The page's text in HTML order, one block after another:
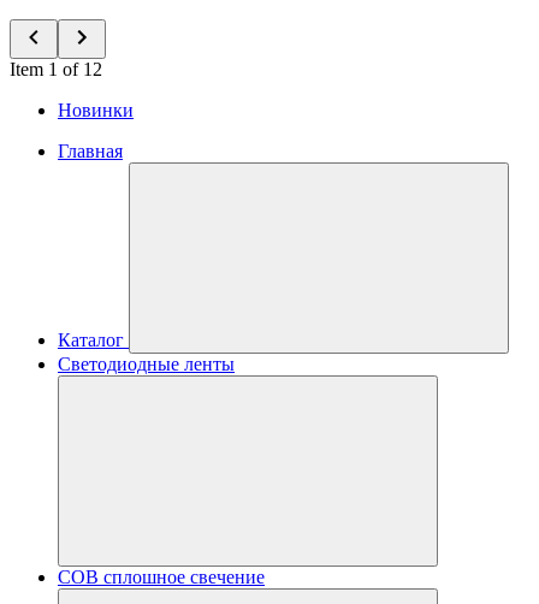
Item 1 of 12
Новинки
Главная
Каталог
Светодиодные ленты
COB сплошное свечение